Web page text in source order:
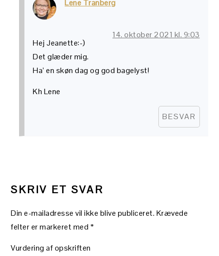
Lene Tranberg
14. oktober 2021 kl. 9:03
Hej Jeanette:-)
Det glæder mig.
Ha’ en skøn dag og god bagelyst!
Kh Lene
BESVAR
SKRIV ET SVAR
Din e-mailadresse vil ikke blive publiceret.Krævede
felter er markeret med *
Vurdering af opskriften